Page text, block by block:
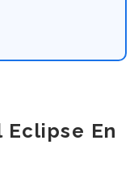
Eclipse En